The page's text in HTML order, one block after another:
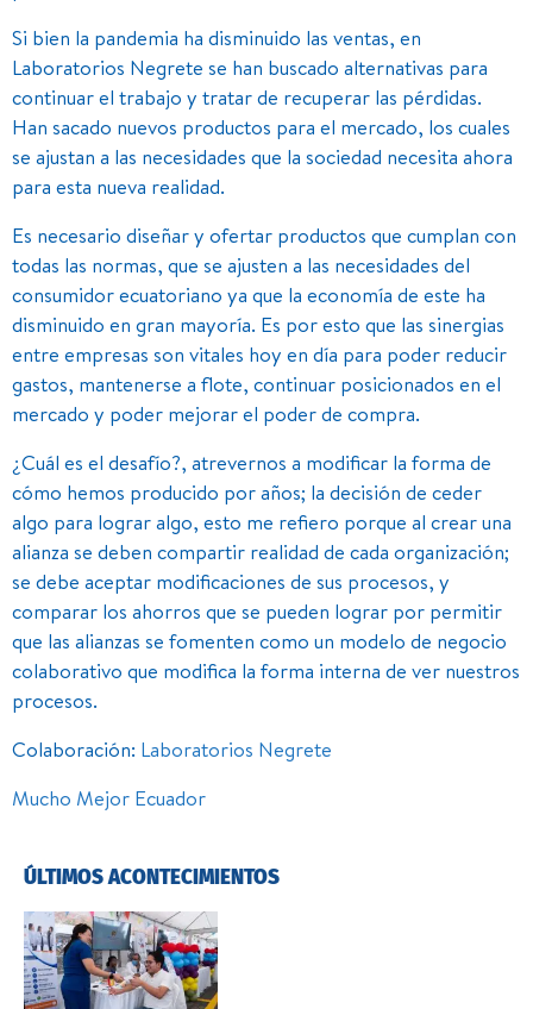
Si bien la pandemia ha disminuido las ventas, en
Laboratorios Negrete se han buscado alternativas para
continuar el trabajo y tratar de recuperar las pérdidas.
Han sacado nuevos productos para el mercado, los cuales
se ajustan a las necesidades que la sociedad necesita ahora
para esta nueva realidad.
Es necesario diseñar y ofertar productos que cumplan con
todas las normas, que se ajusten a las necesidades del
consumidor ecuatoriano ya que la economía de este ha
disminuido en gran mayoría. Es por esto que las sinergias
entre empresas son vitales hoy en día para poder reducir
gastos, mantenerse a flote, continuar posicionados en el
mercado y poder mejorar el poder de compra.
¿Cuál es el desafío?, atrevernos a modificar la forma de
cómo hemos producido por años; la decisión de ceder
algo para lograr algo, esto me refiero porque al crear una
alianza se deben compartir realidad de cada organización;
se debe aceptar modificaciones de sus procesos, y
comparar los ahorros que se pueden lograr por permitir
que las alianzas se fomenten como un modelo de negocio
colaborativo que modifica la forma interna de ver nuestros
procesos.
Colaboración: Laboratorios Negrete
Mucho Mejor Ecuador
ÚLTIMOS ACONTECIMIENTOS